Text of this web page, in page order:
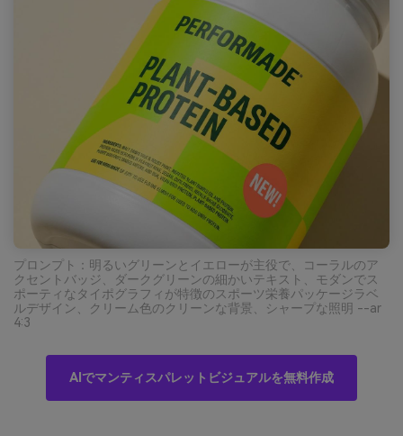
プロンプト：明るいグリーンとイエローが主役で、コーラルのア
クセントバッジ、ダークグリーンの細かいテキスト、モダンでス
ポーティなタイポグラフィが特徴のスポーツ栄養パッケージラベ
ルデザイン、クリーム色のクリーンな背景、シャープな照明 --ar
4:3
AIでマンティスパレットビジュアルを無料作成